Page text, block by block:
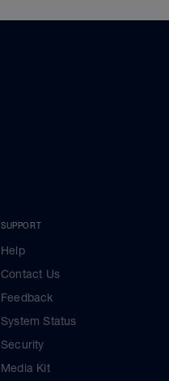
SUPPORT
Help
Contact Us
Feedback
System Status
Security
Media Kit